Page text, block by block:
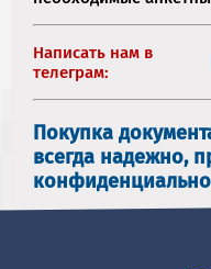
Написать нам в
телеграм:
Покупка
всегда надежно,